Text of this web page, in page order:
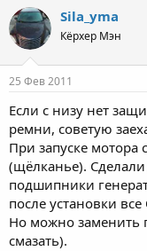
Sila_yma
Кёрхер Мэн
25 Фев 2011
Если с низу нет
ремни, советую
При запуске
(щёлканье). Сделали
подшипники
после установки
Но можно заменить
смазать).